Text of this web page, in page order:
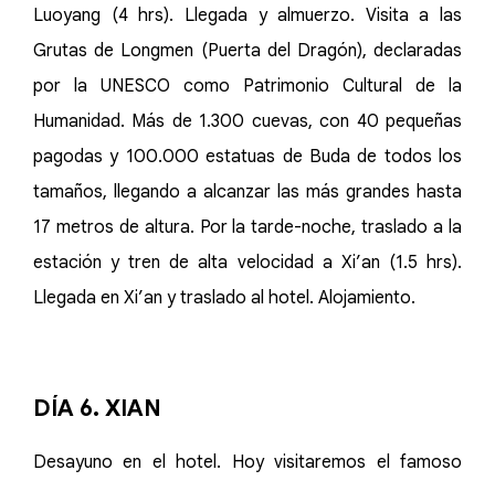
Luoyang (4 hrs). Llegada y almuerzo. Visita a las
Grutas de Longmen (Puerta del Dragón), declaradas
por la UNESCO como Patrimonio Cultural de la
Humanidad. Más de 1.300 cuevas, con 40 pequeñas
pagodas y 100.000 estatuas de Buda de todos los
tamaños, llegando a alcanzar las más grandes hasta
17 metros de altura. Por la tarde-noche, traslado a la
estación y tren de alta velocidad a Xi’an (1.5 hrs).
Llegada en Xi’an y traslado al hotel. Alojamiento.
DÍA 6. XIAN
Desayuno en el hotel. Hoy visitaremos el famoso